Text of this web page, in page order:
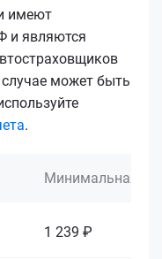
имеют
и являются
может быть
.
Минимальная
1 239 ₽